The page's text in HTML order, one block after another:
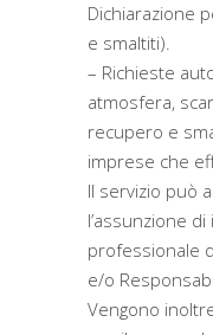
Dichiarazione
e smaltiti).
– Richieste
atmosfera,
recupero e
imprese che
Il servizio può
l’assunzione
professionale
e/o
Vengono